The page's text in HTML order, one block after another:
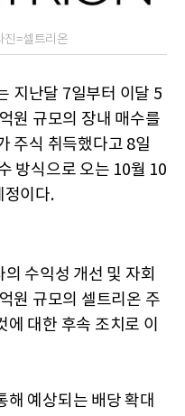
진=셀트리온
지난달 7일부터 이달 5
원 규모의 장내 매수를
주식 취득했다고 8일
방식으로 오는 10월 10
정이다.
수익성 개선 및 자회
원 규모의 셀트리온 주
대한 후속 조치로 이
해 예상되는 배당 확대